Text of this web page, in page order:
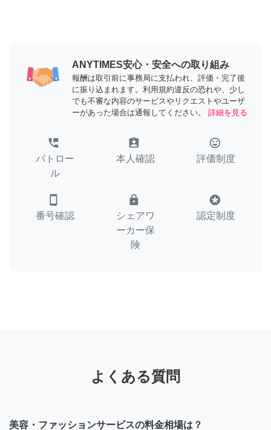
ANYTIMES安心・安全への取り組み
報酬は取引前に事務局に支払われ、評価・完了後
に振り込まれます。利用規約違反の恐れや、少し
でも不審な内容のサービスやリクエストやユーザ
ーがあった場合は通報してください。
詳細を見る
perm_phone_msg
パトロー
ル
assignment_ind
本人確認
tag_faces
評価制度
smartphone
番号確認
lock
シェアワ
ーカー保
険
stars
認定制度
よくある質問
美容・ファッションサービスの料金相場は？